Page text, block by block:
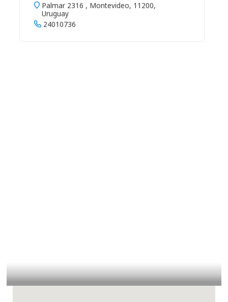
Palmar 2316 , Montevideo, 11200,
Uruguay
24010736